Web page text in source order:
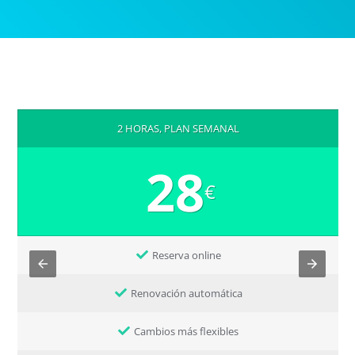
2 HORAS, PLAN SEMANAL
28€
Reserva online
Renovación automática
Cambios más flexibles